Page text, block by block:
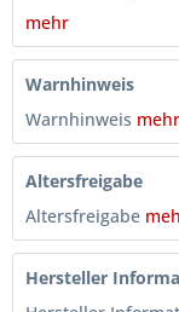
mehr
Warnhinweis
Warnhinweis mehr
Altersfreigabe
Altersfreigabe
Hersteller